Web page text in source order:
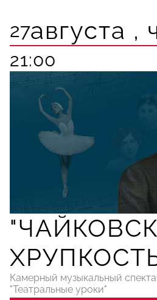
27августа ,
21:00
Камерный музыкальный
"Театральные уроки"